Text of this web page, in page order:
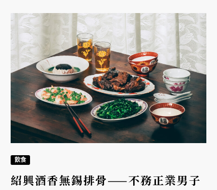
酥脆綜合麵包塔——不務正業男子
Ayo的家常食譜
2021/02/24
如果把這個時代的「雜食」樣貌，搬到餐桌上會是怎
麼樣的情景？大概就是放上不同餡料的酥脆麵包塔
吧！